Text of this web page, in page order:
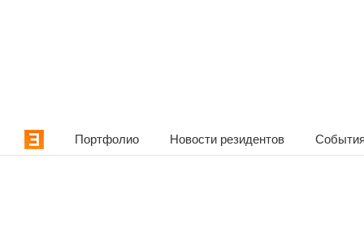
Портфолио Новости резидентов